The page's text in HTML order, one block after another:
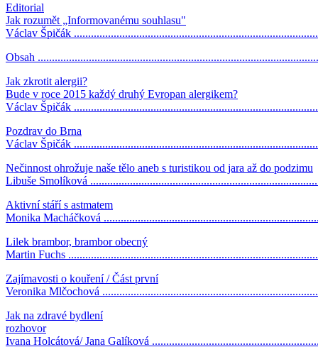
Editorial
Jak rozumět „Informovanému souhlasu"
Václav Špičák
Obsah
Jak zkrotit alergii?
Bude v roce 2015 každý druhý Evropan alergikem?
Václav Špičák
Pozdrav do Brna
Václav Špičák
Nečinnost ohrožuje naše tělo aneb s turistikou od jara až do podzimu
Libuše Smolíková
Aktivní stáří s astmatem
Monika Macháčková
Lilek brambor, brambor obecný
Martin Fuchs
Zajímavosti o kouření / Část první
Veronika Mlčochová
Jak na zdravé bydlení
rozhovor
Ivana Holcátová/ Jana Galíková